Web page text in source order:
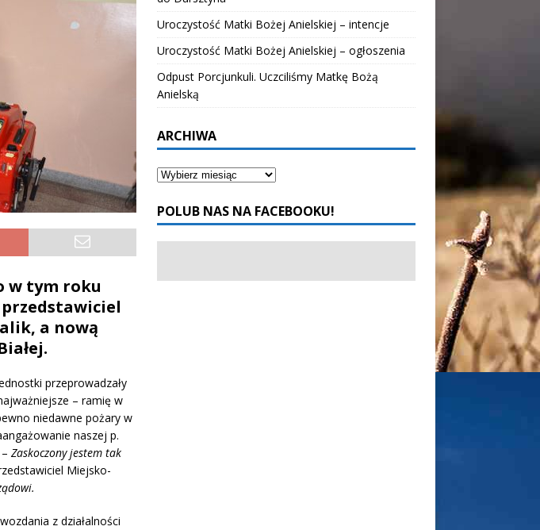
w tym roku
przedstawiciel
a nową
przeprowadzały
– ramię w
niedawne pożary w
naszej p.
Zaskoczony jestem tak
Miejsko-
z działalności
Uroczystość Matki Bożej Anielskiej – intencje
Uroczystość Matki Bożej Anielskiej – ogłoszenia
Odpust Porcjunkuli. Uczciliśmy Matkę Bożą
Anielską
ARCHIWA
POLUB NAS NA FACEBOOKU!